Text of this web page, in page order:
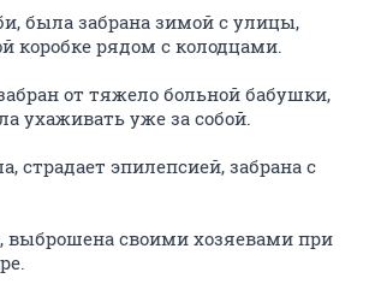
была забрана зимой с улицы,
коробке рядом с колодцами.
от тяжело больной бабушки,
ухаживать уже за собой.
страдает эпилепсией, забрана с
выброшена своими хозяевами при